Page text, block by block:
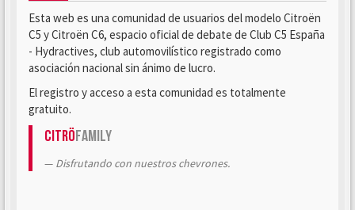
Esta web es una comunidad de usuarios del modelo Citroën
C5 y Citroën C6, espacio oficial de debate de Club C5 España
- Hydractives, club automovilístico registrado como
asociación nacional sin ánimo de lucro.
El registro y acceso a esta comunidad es totalmente
gratuito.
CitröFamily
Disfrutando con nuestros chevrones.